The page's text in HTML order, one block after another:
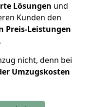
Lösungen und
Kunden den
Preis-Leistungen
nicht, denn bei
Umzugskosten